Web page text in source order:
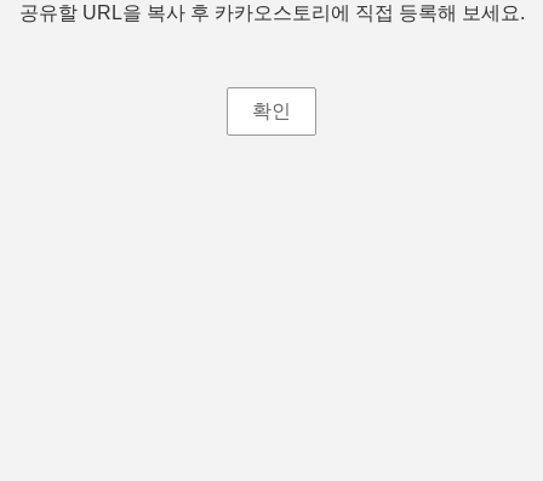
공유할 URL을 복사 후 카카오스토리에 직접 등록해 보세요.
확인